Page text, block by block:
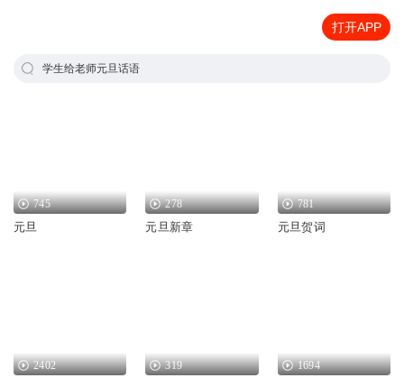
打开APP
学生给老师元旦话语
745
元旦
278
元旦新章
781
元旦贺词
2402 319 1694